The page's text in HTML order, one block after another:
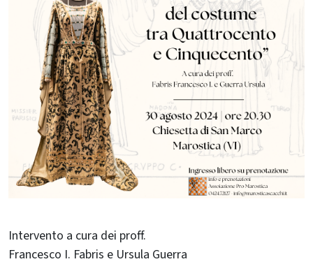
Intervento a cura dei proff.
Francesco I. Fabris e Ursula Guerra